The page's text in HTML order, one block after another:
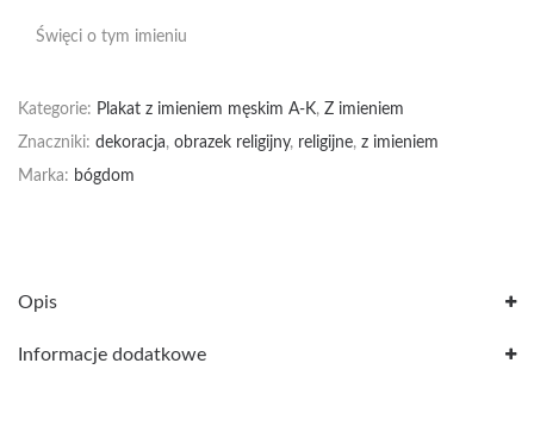
Święci o tym imieniu
Kategorie: Plakat z imieniem męskim A-K, Z imieniem
Znaczniki: dekoracja, obrazek religijny, religijne, z imieniem
Marka: bógdom
Opis
Informacje dodatkowe